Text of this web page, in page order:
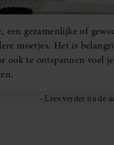
een gezamenlijke of
moetjes. Het is
te ontspannen voel